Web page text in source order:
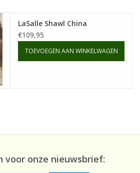
LaSalle Shawl China
€109,95
TOEVOEGEN AAN WINKELWAGEN
voor onze nieuwsbrief: